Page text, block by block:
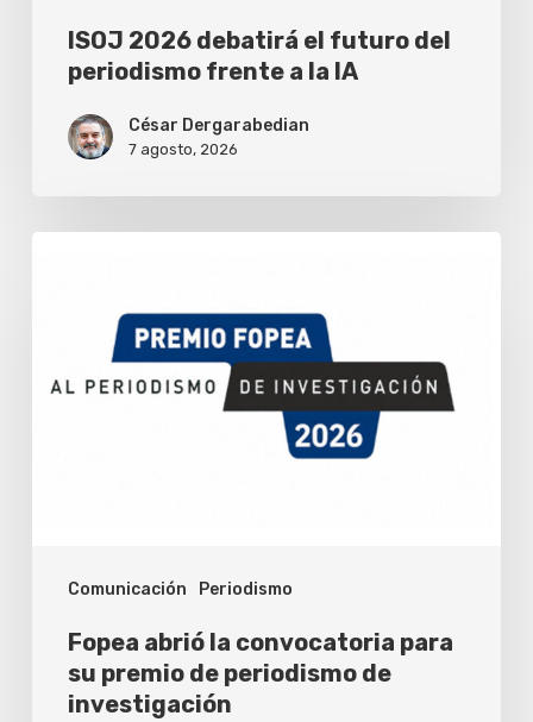
ISOJ 2026 debatirá el futuro del
periodismo frente a la IA
César Dergarabedian
7 agosto, 2026
Comunicación Periodismo
convocatoria
para
investigación
Fopea abrió la convocatoria para
su premio de periodismo de
investigación